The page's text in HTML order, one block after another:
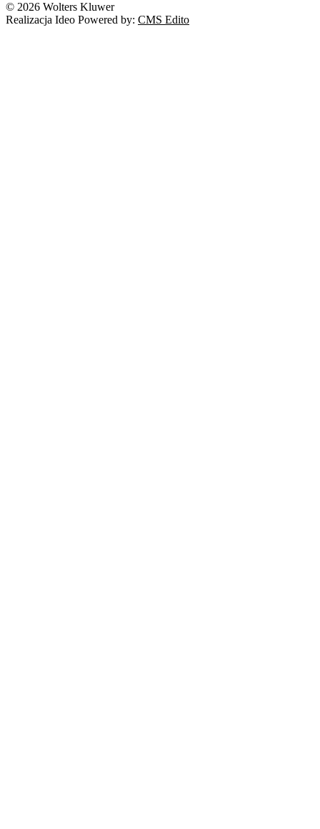
© 2026 Wolters Kluwer
Realizacja Ideo Powered by: CMS Edito